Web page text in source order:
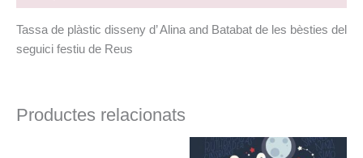
Tassa de plàstic disseny d’ Alina and Batabat de les bèsties del
seguici festiu de Reus
Productes relacionats